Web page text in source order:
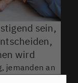
sein,
wird
jemanden an